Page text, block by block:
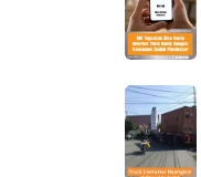
ini
25/07/
dijalan
Datuk
Kabu,
Pasar
Sisa
Kuota
Internet
Tidak
Boleh
Hangus:
Truck
container
tidak